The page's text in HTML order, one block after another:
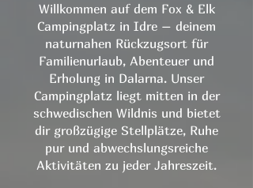
Willkommen auf dem Fox & Elk
Campingplatz in Idre – deinem
naturnahen Rückzugsort für
Familienurlaub, Abenteuer und
Erholung in Dalarna. Unser
Campingplatz liegt mitten in der
schwedischen Wildnis und bietet
dir großzügige Stellplätze, Ruhe
pur und abwechslungsreiche
Aktivitäten zu jeder Jahreszeit.